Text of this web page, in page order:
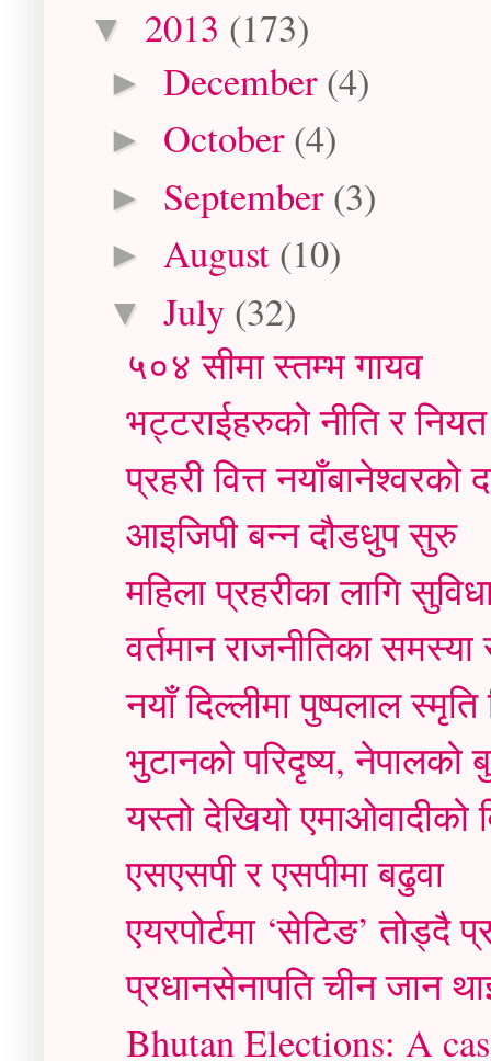
▼ 2013 (173)
► December(4)
► October(4)
► September(3)
► August (10)
▼ July (32)
५०४ सीमा स्तम्भ गायव
भट्टराईहरुको नीति र नियत
प्रहरी वित्त नयाँबानेश्वरको
आइजिपी बन्न दौडधुप सुरु
महिला प्रहरीका लागि
वर्तमान राजनीतिका
नयाँ दिल्लीमा पुष्पलाल
भुटानको परिदृष्य, नेपालको
यस्तो देखियो एमाओवादीको
एसएसपी र एसपीमा बढुवा
एयरपोर्टमा ‘सेटिङ’ तोड्दै
प्रधानसेनापति चीन जान
Bhutan Elections: A